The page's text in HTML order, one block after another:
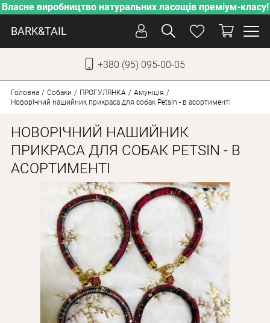
Власне виробництво натуральних ласощів преміум-класу!
BARK&TAIL
+380 (95) 095-00-05
ДОГЛЯД
ПІКЛУВАННЯ
ВІД СПЕКИ
ВЛАСНЕ ВИРОБНИЦТВО
НОВИНКИ
АКЦІЇ
ДЛЯ КОТІВ
Оплата і доставка
Програма лояльності
Про Нас
Головна Собаки ПРОГУЛЯНКА
Амуніція
Новорічний нашийник прикраса для собак PetsIn - в асортименті
НОВОРІЧНИЙ НАШИЙНИК
ПРИКРАСА ДЛЯ СОБАК PETSIN - В
АСОРТИМЕНТІ